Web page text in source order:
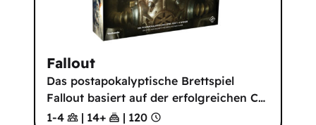
Fallout
Das postapokalyptische Brettspiel
Fallout basiert auf der erfolgreichen C…
1-4
| 14+ | 120